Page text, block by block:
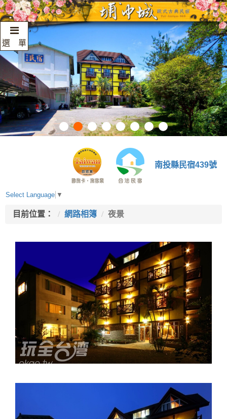
選 單
南投縣民宿439號
Select Language ▼
目前位置： 網路相簿 夜景